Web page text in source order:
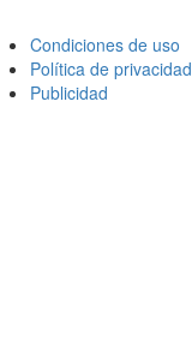
Condiciones de uso
Política de privacidad
Publicidad